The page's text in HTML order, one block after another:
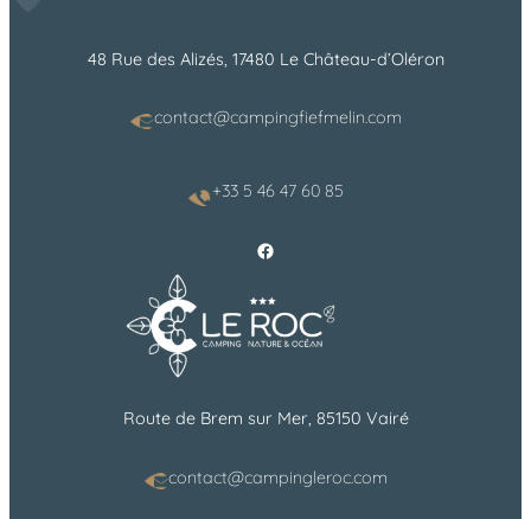
48 Rue des Alizés, 17480 Le Château-d’Oléron
contact@campingfiefmelin.com
+33 5 46 47 60 85
Facebook
Route de Brem sur Mer, 85150 Vairé
contact@campingleroc.com